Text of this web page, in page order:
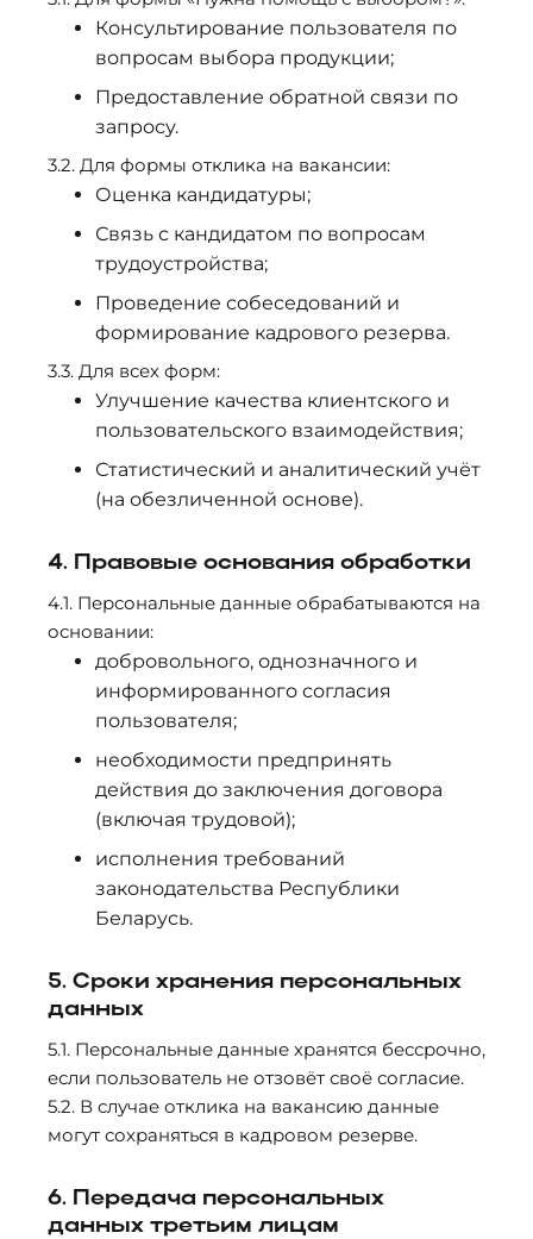
Консультирование пользователя по
вопросам выбора продукции;
Предоставление обратной связи по
запросу.
3.2. Для формы отклика на вакансии:
Оценка кандидатуры;
Связь с кандидатом по вопросам
трудоустройства;
Проведение собеседований и
формирование кадрового резерва.
3.3. Для всех форм:
Улучшение качества клиентского и
пользовательского взаимодействия;
Статистический и аналитический учёт
(на обезличенной основе).
4. Правовые основания обработки
4.1. Персональные данные обрабатываются на
основании:
добровольного, однозначного и
информированного согласия
пользователя;
необходимости предпринять
действия до заключения договора
(включая трудовой);
исполнения требований
законодательства Республики
Беларусь.
5. Сроки хранения персональных
данных
5.1. Персональные данные хранятся бессрочно,
если пользователь не отзовёт своё согласие.
5.2. В случае отклика на вакансию данные
могут сохраняться в кадровом резерве.
6. Передача персональных
данных третьим лицам